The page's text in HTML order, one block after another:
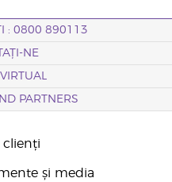
: 0800 890113
NE
PARTNERS
clienți
și media